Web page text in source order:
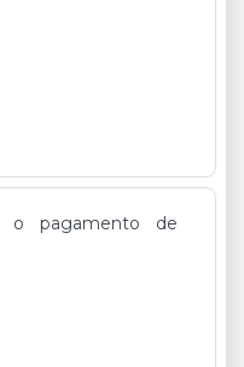
o pagamento de